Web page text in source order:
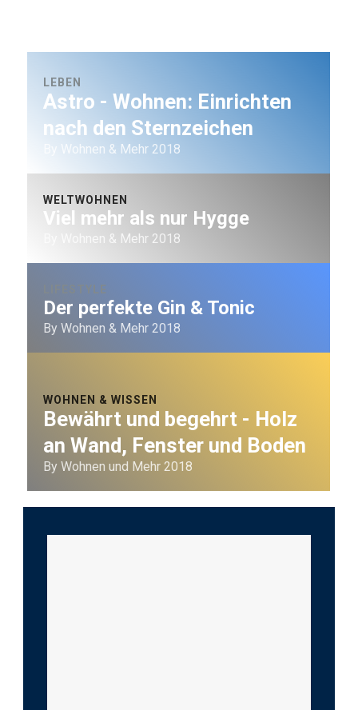
LEBEN
Astro - Wohnen: Einrichten
nach den Sternzeichen
By Wohnen & Mehr 2018
WELTWOHNEN
Viel mehr als nur Hygge
By Wohnen & Mehr 2018
LIFESTYLE
Der perfekte Gin & Tonic
By Wohnen & Mehr 2018
WOHNEN & WISSEN
Bewährt und begehrt - Holz
an Wand, Fenster und Boden
By Wohnen und Mehr 2018